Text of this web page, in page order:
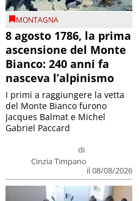
MONTAGNA
8 agosto 1786, la prima
ascensione del Monte
Bianco: 240 anni fa
nasceva l’alpinismo
di
Cinzia Timpano
il 08/08/2026
I primi a raggiungere la vetta
del Monte Bianco furono
Jacques Balmat e Michel
Gabriel Paccard